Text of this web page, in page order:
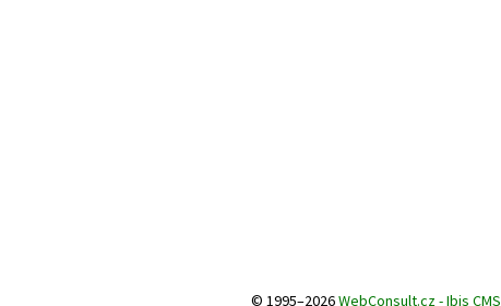
© 1995–2026WebConsult.cz - Ibis CMS